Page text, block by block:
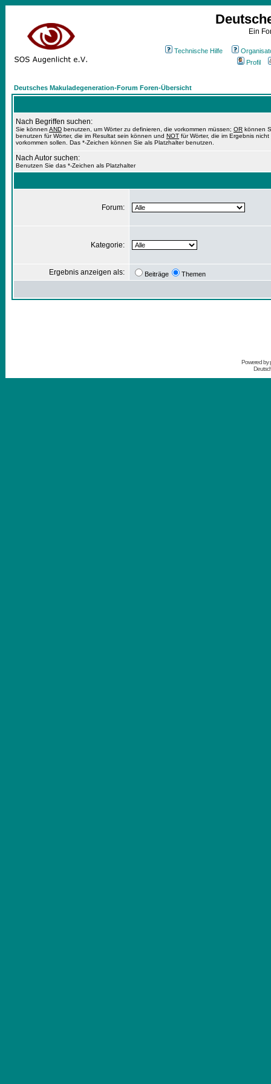
Ein
Technische Hilfe
Profil
Deutsches Makuladegeneration-Forum Foren-Übersicht
Nach Begriffen suchen:
Sie können AND benutzen, um Wörter zu definieren, die vorkommen müssen; OR können
benutzen für Wörter, die im Resultat sein können und NOT für Wörter, die im Ergebnis nicht
vorkommen sollen. Das *-Zeichen können Sie als Platzhalter benutzen.
Nach Autor suchen:
Benutzen Sie das *-Zeichen als Platzhalter
Forum:
Kategorie:
Ergebnis anzeigen als: Beiträge Themen
Powered by